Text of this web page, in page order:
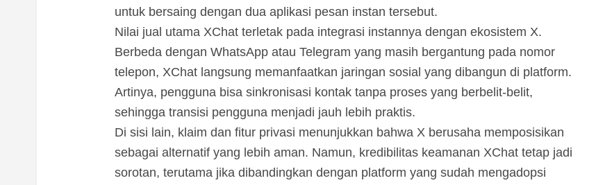
untuk bersaing dengan dua aplikasi pesan instan tersebut.
Nilai jual utama XChat terletak pada integrasi instannya dengan ekosistem X.
Berbeda dengan WhatsApp atau Telegram yang masih bergantung pada nomor
telepon, XChat langsung memanfaatkan jaringan sosial yang dibangun di platform.
Artinya, pengguna bisa sinkronisasi kontak tanpa proses yang berbelit-belit,
sehingga transisi pengguna menjadi jauh lebih praktis.
Di sisi lain, klaim dan fitur privasi menunjukkan bahwa X berusaha memposisikan
sebagai alternatif yang lebih aman. Namun, kredibilitas keamanan XChat tetap jadi
sorotan, terutama jika dibandingkan dengan platform yang sudah mengadopsi